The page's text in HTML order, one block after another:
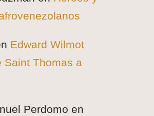
Edward Wilmot
Saint Thomas a
Perdomo en